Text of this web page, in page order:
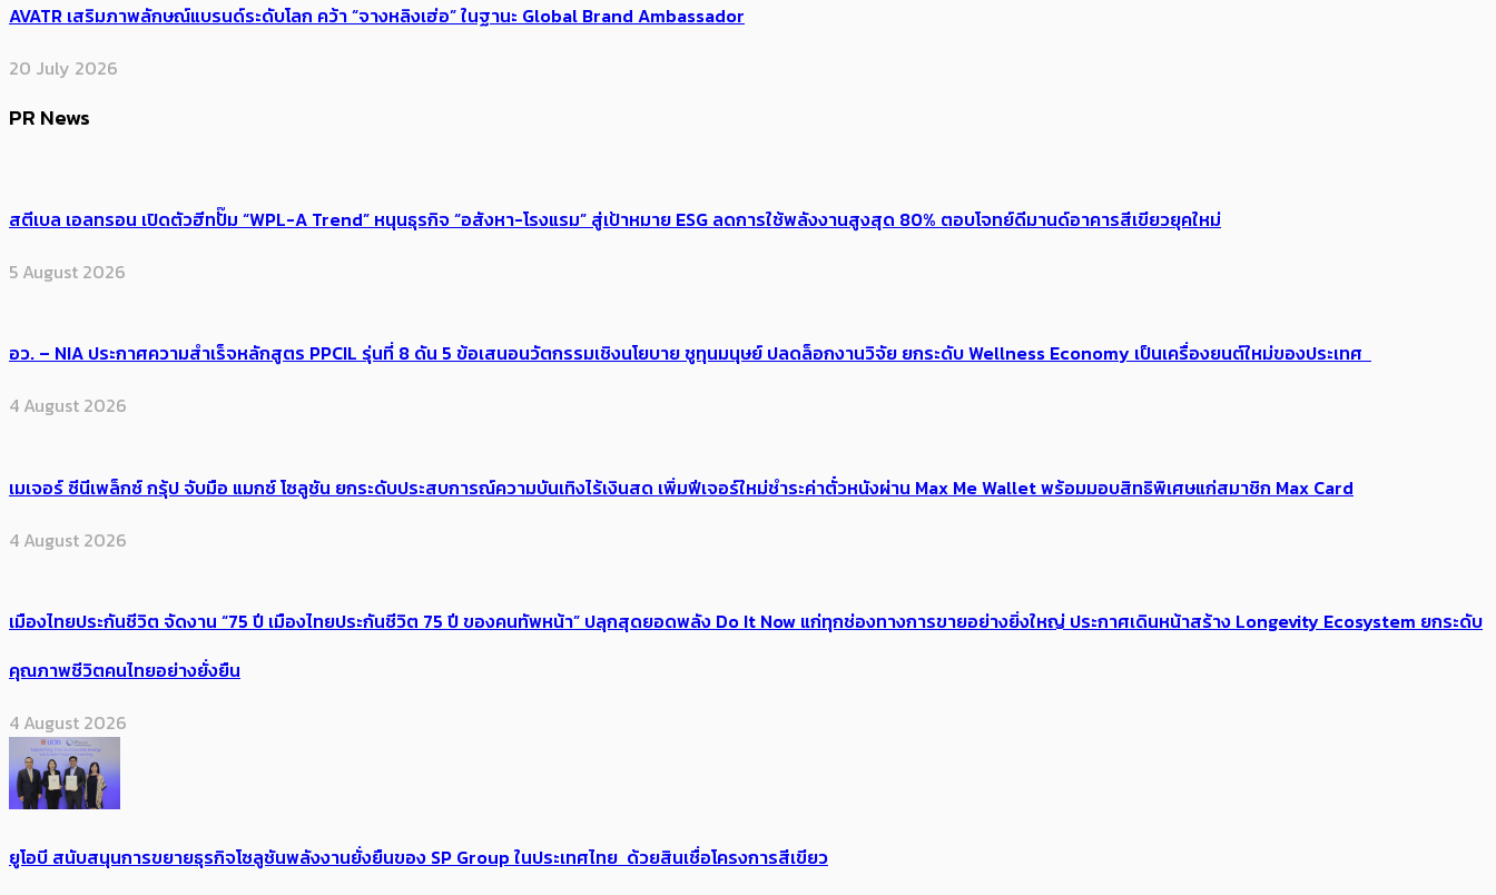
AVATR เสริมภาพลักษณ์แบรนด์ระดับโลก คว้า “จางหลิงเฮ่อ” ในฐานะ Global Brand Ambassador
20 July 2026
PR News
สตีเบล เอลทรอน เปิดตัวฮีทปั๊ม “WPL-A Trend” หนุนธุรกิจ “อสังหา-โรงแรม” สู่เป้าหมาย ESG ลดการใช้พลังงานสูงสุด 80% ตอบโจทย์ดีมานด์อาคารสีเขียวยุคใหม่
5 August 2026
อว. – NIA ประกาศความสำเร็จหลักสูตร PPCIL รุ่นที่ 8 ดัน 5 ข้อเสนอนวัตกรรมเชิงนโยบาย ชูทุนมนุษย์ ปลดล็อกงานวิจัย ยกระดับ Wellness Economy เป็นเครื่องยนต์ใหม่ของประเทศ
4 August 2026
เมเจอร์ ซีนีเพล็กซ์ กรุ้ป จับมือ แมกซ์ โซลูชัน ยกระดับประสบการณ์ความบันเทิงไร้เงินสด เพิ่มฟีเจอร์ใหม่ชำระค่าตั๋วหนังผ่าน Max Me Wallet พร้อมมอบสิทธิพิเศษแก่สมาชิก Max Card
4 August 2026
เมืองไทยประกันชีวิต จัดงาน “75 ปี เมืองไทยประกันชีวิต 75 ปี ของคนทัพหน้า” ปลุกสุดยอดพลัง Do It Now แก่ทุกช่องทางการขายอย่างยิ่งใหญ่ ประกาศเดินหน้าสร้าง Longevity Ecosystem ยกระดับ
คุณภาพชีวิตคนไทยอย่างยั่งยืน
4 August 2026
ยูโอบี สนับสนุนการขยายธุรกิจโซลูชันพลังงานยั่งยืนของ SP Group ในประเทศไทย ด้วยสินเชื่อโครงการสีเขียว